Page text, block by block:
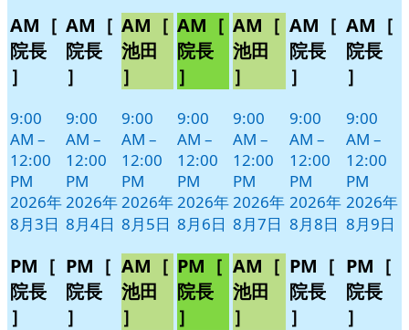
月
3
日
イ
ベ
AM［
院長
］
9:00
AM –
12:00
PM
2026年
8月3日
PM［
院長
］
月
4
日
イ
ベ
AM［
院長
］
9:00
AM –
12:00
PM
2026年
8月4日
PM［
院長
］
月
5
日
イ
ベ
ト)
AM［
池田
］
9:00
AM –
12:00
PM
2026年
8月5日
AM［
池田
］
月
6
日
イ
ベ
ト)
AM［
院長
］
9:00
AM –
12:00
PM
2026年
8月6日
PM［
院長
］
月
7
日
イ
ベ
ト)
AM［
池田
］
9:00
AM –
12:00
PM
2026年
8月7日
AM［
池田
］
月
8
日
イ
ベ
AM［
院長
］
9:00
AM –
12:00
PM
2026年
8月8日
PM［
院長
］
月
9
日
イ
ベ
AM［
院長
］
9:00
AM –
12:00
PM
2026年
8月9日
PM［
院長
］